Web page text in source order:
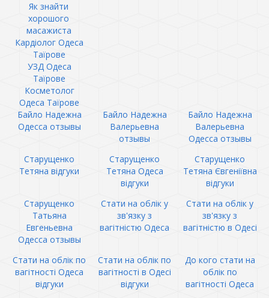
Як знайти
хорошого
масажиста
Кардіолог Одеса
Таїрове
УЗД Одеса
Таїрове
Косметолог
Одеса Таїрове
Байло Надежна
Одесса отзывы
Байло Надежна
Валерьевна
отзывы
Байло Надежна
Валерьевна
Одесса отзывы
Старущенко
Тетяна відгуки
Старущенко
Тетяна Одеса
відгуки
Старущенко
Тетяна Євгеніївна
відгуки
Старущенко
Татьяна
Евгеньевна
Одесса отзывы
Стати на облік у
зв'язку з
вагітністю Одеса
Стати на облік у
зв'язку з
вагітністю в Одесі
Стати на облік по
вагітності Одеса
відгуки
Стати на облік по
вагітності в Одесі
відгуки
До кого стати на
облік по
вагітності Одеса